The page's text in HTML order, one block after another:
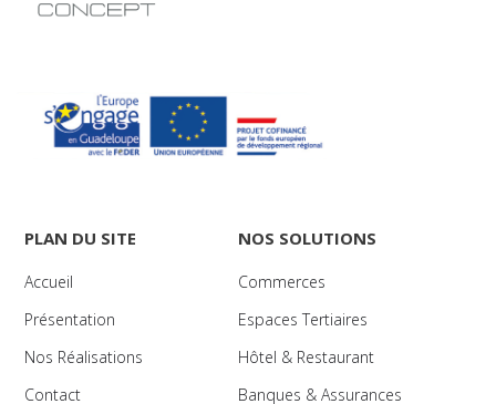
PLAN DU SITE
Accueil
Présentation
Nos Réalisations
Contact
NOS SOLUTIONS
Commerces
Espaces Tertiaires
Hôtel & Restaurant
Banques & Assurances